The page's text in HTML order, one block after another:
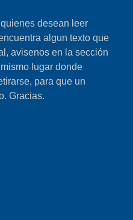
desean leer
algun texto que
avisenos en la sección
lugar donde
para que un
Gracias.